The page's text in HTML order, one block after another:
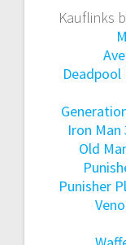
Kauflinks
Iron Man
Old
Punisher